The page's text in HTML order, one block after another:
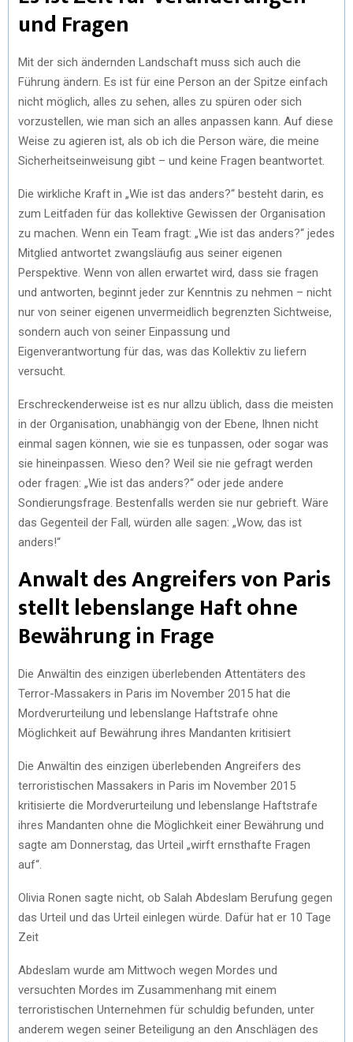
und Fragen
Mit der sich ändernden Landschaft muss sich auch die
Führung ändern. Es ist für eine Person an der Spitze einfach
nicht möglich, alles zu sehen, alles zu spüren oder sich
vorzustellen, wie man sich an alles anpassen kann. Auf diese
Weise zu agieren ist, als ob ich die Person wäre, die meine
Sicherheitseinweisung gibt – und keine Fragen beantwortet.
Die wirkliche Kraft in „Wie ist das anders?“ besteht darin, es
zum Leitfaden für das kollektive Gewissen der Organisation
zu machen. Wenn ein Team fragt: „Wie ist das anders?“ jedes
Mitglied antwortet zwangsläufig aus seiner eigenen
Perspektive. Wenn von allen erwartet wird, dass sie fragen
und antworten, beginnt jeder zur Kenntnis zu nehmen – nicht
nur von seiner eigenen unvermeidlich begrenzten Sichtweise,
sondern auch von seiner Einpassung und
Eigenverantwortung für das, was das Kollektiv zu liefern
versucht.
Erschreckenderweise ist es nur allzu üblich, dass die meisten
in der Organisation, unabhängig von der Ebene, Ihnen nicht
einmal sagen können, wie sie es tunpassen, oder sogar was
sie hineinpassen. Wieso den? Weil sie nie gefragt werden
oder fragen: „Wie ist das anders?“ oder jede andere
Sondierungsfrage. Bestenfalls werden sie nur gebrieft. Wäre
das Gegenteil der Fall, würden alle sagen: „Wow, das ist
anders!“
Anwalt des Angreifers von Paris
stellt lebenslange Haft ohne
Bewährung in Frage
Die Anwältin des einzigen überlebenden Attentäters des
Terror-Massakers in Paris im November 2015 hat die
Mordverurteilung und lebenslange Haftstrafe ohne
Möglichkeit auf Bewährung ihres Mandanten kritisiert
Die Anwältin des einzigen überlebenden Angreifers des
terroristischen Massakers in Paris im November 2015
kritisierte die Mordverurteilung und lebenslange Haftstrafe
ihres Mandanten ohne die Möglichkeit einer Bewährung und
sagte am Donnerstag, das Urteil „wirft ernsthafte Fragen
auf“.
Olivia Ronen sagte nicht, ob Salah Abdeslam Berufung gegen
das Urteil und das Urteil einlegen würde. Dafür hat er 10 Tage
Zeit
Abdeslam wurde am Mittwoch wegen Mordes und
versuchten Mordes im Zusammenhang mit einem
terroristischen Unternehmen für schuldig befunden, unter
anderem wegen seiner Beteiligung an den Anschlägen des